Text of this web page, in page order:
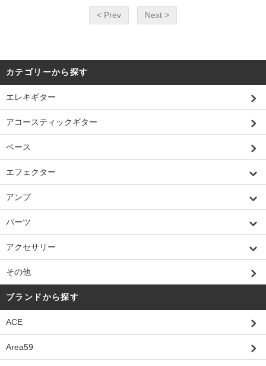
< Prev Next >
カテゴリーから探す
エレキギター
アコースティックギター
ベース
エフェクター
アンプ
パーツ
アクセサリー
その他
ブランドから探す
ACE
Area59